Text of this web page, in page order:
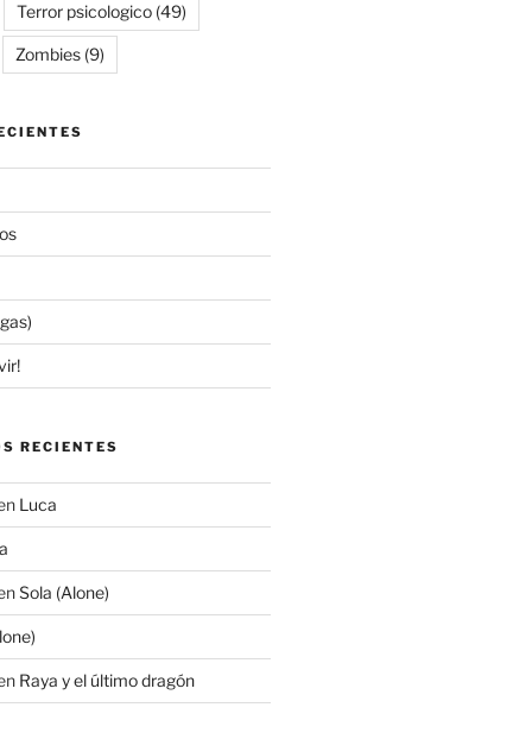
Terror psicologico(49)
Zombies(9)
RECIENTES
Luca
Sola (Alone)
Raya y el último dragón